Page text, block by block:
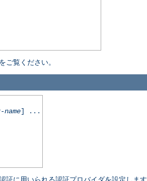
ご覧ください。
] ...
証に用いられる認証プロバイダを設定しま